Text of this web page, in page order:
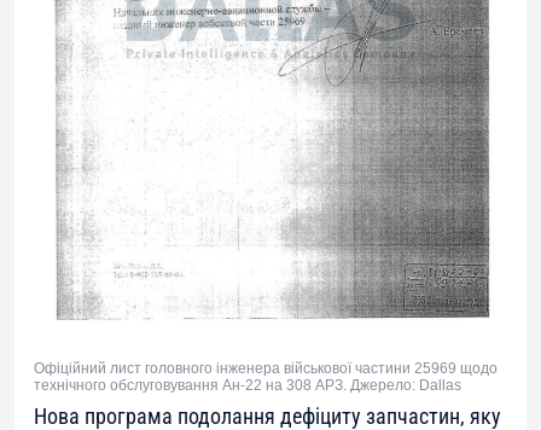
Офіційний лист головного інженера військової частини 25969 щодо
технічного обслуговування Ан-22 на 308 АРЗ. Джерело: Dallas
Нова програма подолання дефіциту запчастин, яку